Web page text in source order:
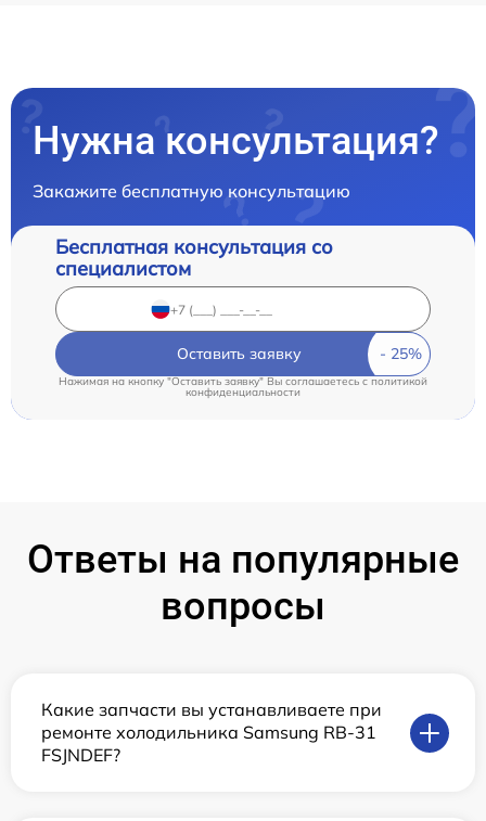
Нужна консультация?
Закажите бесплатную консультацию
Бесплатная консультация со
специалистом
Оставить заявку
Нажимая на кнопку "Оставить заявку" Вы соглашаетесь c политикой
конфиденциальности
Ответы на популярные
вопросы
Какие запчасти вы устанавливаете при
ремонте холодильника Samsung RB-31
FSJNDEF?